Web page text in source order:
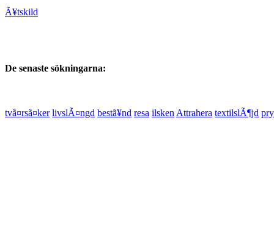
Ã¥tskild
De senaste sökningarna:
tvã¤rsã¤ker livslÃ¤ngd bestã¥nd resa ilsken Attrahera textilslÃ¶jd